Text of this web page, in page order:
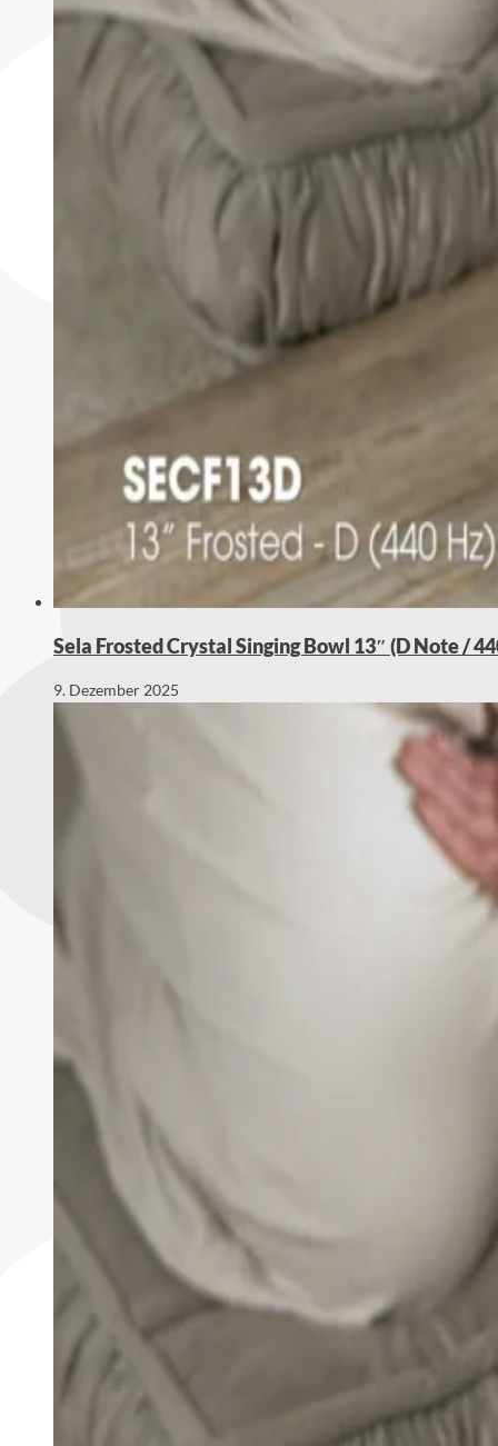
Sela Frosted Crystal Singing Bowl 13″ (D Note /
9. Dezember 2025